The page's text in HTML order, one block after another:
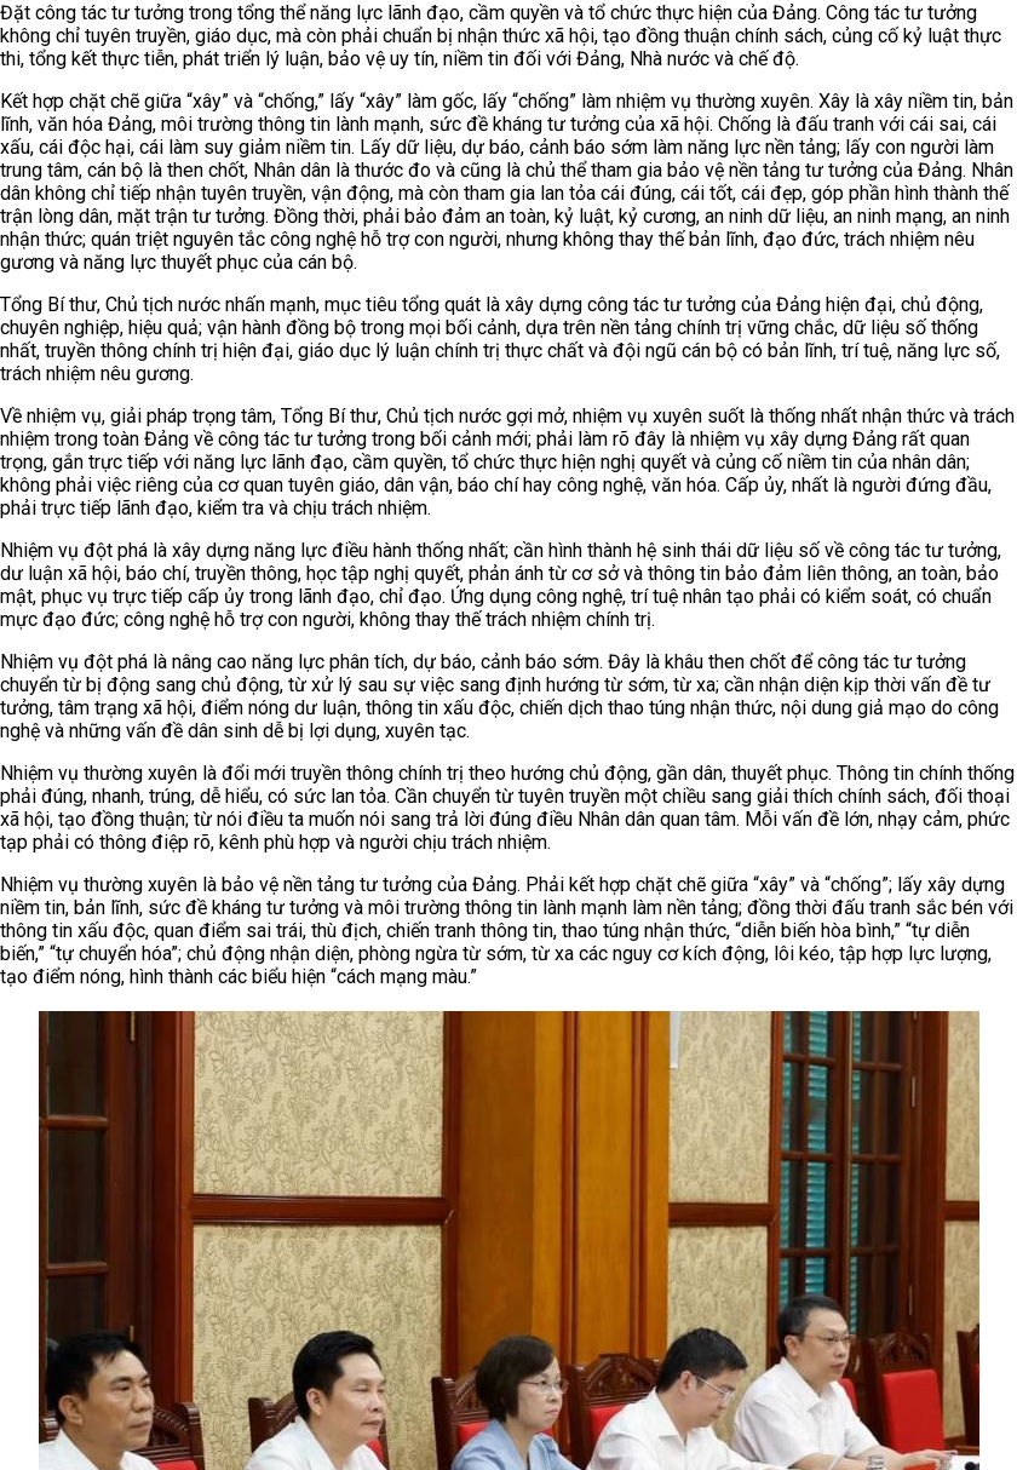
Đặt công tác tư tưởng trong tổng thể năng lực lãnh đạo, cầm quyền và tổ chức thực hiện của Đảng. Công tác tư tưởng
không chỉ tuyên truyền, giáo dục, mà còn phải chuẩn bị nhận thức xã hội, tạo đồng thuận chính sách, củng cố kỷ luật thực
thi, tổng kết thực tiễn, phát triển lý luận, bảo vệ uy tín, niềm tin đối với Đảng, Nhà nước và chế độ.
Kết hợp chặt chẽ giữa “xây” và “chống,” lấy “xây” làm gốc, lấy “chống” làm nhiệm vụ thường xuyên. Xây là xây niềm tin, bản
lĩnh, văn hóa Đảng, môi trường thông tin lành mạnh, sức đề kháng tư tưởng của xã hội. Chống là đấu tranh với cái sai, cái
xấu, cái độc hại, cái làm suy giảm niềm tin. Lấy dữ liệu, dự báo, cảnh báo sớm làm năng lực nền tảng; lấy con người làm
trung tâm, cán bộ là then chốt, Nhân dân là thước đo và cũng là chủ thể tham gia bảo vệ nền tảng tư tưởng của Đảng. Nhân
dân không chỉ tiếp nhận tuyên truyền, vận động, mà còn tham gia lan tỏa cái đúng, cái tốt, cái đẹp, góp phần hình thành thế
trận lòng dân, mặt trận tư tưởng. Đồng thời, phải bảo đảm an toàn, kỷ luật, kỷ cương, an ninh dữ liệu, an ninh mạng, an ninh
nhận thức; quán triệt nguyên tắc công nghệ hỗ trợ con người, nhưng không thay thế bản lĩnh, đạo đức, trách nhiệm nêu
gương và năng lực thuyết phục của cán bộ.
Tổng Bí thư, Chủ tịch nước nhấn mạnh, mục tiêu tổng quát là xây dựng công tác tư tưởng của Đảng hiện đại, chủ động,
chuyên nghiệp, hiệu quả; vận hành đồng bộ trong mọi bối cảnh, dựa trên nền tảng chính trị vững chắc, dữ liệu số thống
nhất, truyền thông chính trị hiện đại, giáo dục lý luận chính trị thực chất và đội ngũ cán bộ có bản lĩnh, trí tuệ, năng lực số,
trách nhiệm nêu gương.
Về nhiệm vụ, giải pháp trọng tâm, Tổng Bí thư, Chủ tịch nước gợi mở, nhiệm vụ xuyên suốt là thống nhất nhận thức và trách
nhiệm trong toàn Đảng về công tác tư tưởng trong bối cảnh mới; phải làm rõ đây là nhiệm vụ xây dựng Đảng rất quan
trọng, gắn trực tiếp với năng lực lãnh đạo, cầm quyền, tổ chức thực hiện nghị quyết và củng cố niềm tin của nhân dân;
không phải việc riêng của cơ quan tuyên giáo, dân vận, báo chí hay công nghệ, văn hóa. Cấp ủy, nhất là người đứng đầu,
phải trực tiếp lãnh đạo, kiểm tra và chịu trách nhiệm.
Nhiệm vụ đột phá là xây dựng năng lực điều hành thống nhất; cần hình thành hệ sinh thái dữ liệu số về công tác tư tưởng,
dư luận xã hội, báo chí, truyền thông, học tập nghị quyết, phản ánh từ cơ sở và thông tin bảo đảm liên thông, an toàn, bảo
mật, phục vụ trực tiếp cấp ủy trong lãnh đạo, chỉ đạo. Ứng dụng công nghệ, trí tuệ nhân tạo phải có kiểm soát, có chuẩn
mực đạo đức; công nghệ hỗ trợ con người, không thay thế trách nhiệm chính trị.
Nhiệm vụ đột phá là nâng cao năng lực phân tích, dự báo, cảnh báo sớm. Đây là khâu then chốt để công tác tư tưởng
chuyển từ bị động sang chủ động, từ xử lý sau sự việc sang định hướng từ sớm, từ xa; cần nhận diện kịp thời vấn đề tư
tưởng, tâm trạng xã hội, điểm nóng dư luận, thông tin xấu độc, chiến dịch thao túng nhận thức, nội dung giả mạo do công
nghệ và những vấn đề dân sinh dễ bị lợi dụng, xuyên tạc.
Nhiệm vụ thường xuyên là đổi mới truyền thông chính trị theo hướng chủ động, gần dân, thuyết phục. Thông tin chính thống
phải đúng, nhanh, trúng, dễ hiểu, có sức lan tỏa. Cần chuyển từ tuyên truyền một chiều sang giải thích chính sách, đối thoại
xã hội, tạo đồng thuận; từ nói điều ta muốn nói sang trả lời đúng điều Nhân dân quan tâm. Mỗi vấn đề lớn, nhạy cảm, phức
tạp phải có thông điệp rõ, kênh phù hợp và người chịu trách nhiệm.
Nhiệm vụ thường xuyên là bảo vệ nền tảng tư tưởng của Đảng. Phải kết hợp chặt chẽ giữa “xây” và “chống”; lấy xây dựng
niềm tin, bản lĩnh, sức đề kháng tư tưởng và môi trường thông tin lành mạnh làm nền tảng; đồng thời đấu tranh sắc bén với
thông tin xấu độc, quan điểm sai trái, thù địch, chiến tranh thông tin, thao túng nhận thức, “diễn biến hòa bình,” “tự diễn
biến,” “tự chuyển hóa”; chủ động nhận diện, phòng ngừa từ sớm, từ xa các nguy cơ kích động, lôi kéo, tập hợp lực lượng,
tạo điểm nóng, hình thành các biểu hiện “cách mạng màu.”